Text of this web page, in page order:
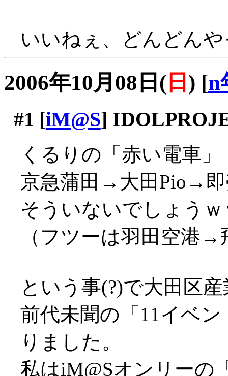
いいねぇ、どんどん
2006年10月08日( 日 ) [n
#1 [iM@S]
くるりの「赤い電車
京急蒲田→大田Pio→即
そういないでしょうｗ
（フツーは羽田空港
という事(?)で大田区
前代未聞の「11イベ
りました。
私はiM@Sオンリーの